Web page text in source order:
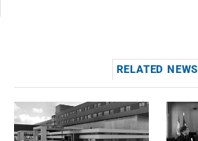
RELATED NEWS